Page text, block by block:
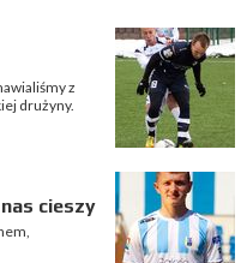
z
drużyny.
cieszy